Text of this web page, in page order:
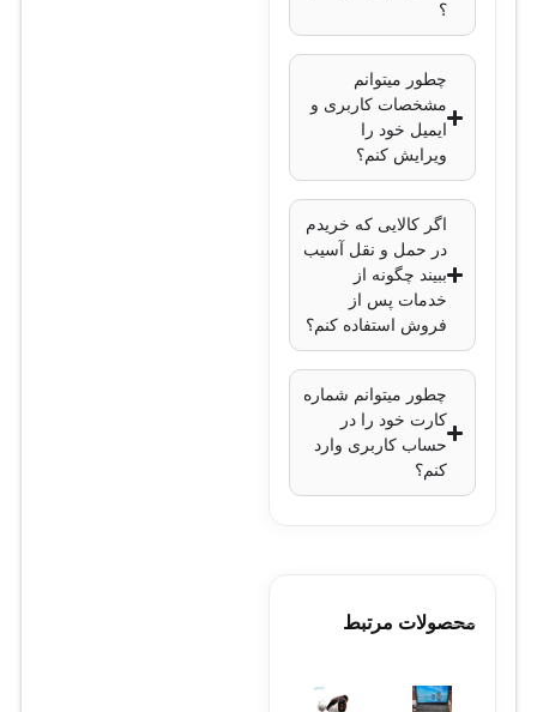
حداکثر 4096 VLAN
پروتکل‌های امنیتی
802.1X
،Access
Control Lists
Dynamic
ARP Inspection
(DAI)
: پشتیبانی از
Quality of Service
: CLI، Cisco
Prime، Cisco
Network Assistant
منبع تغذیه
وزن
؟
چطور میتوانم
مشخصات کاربری و
ایمیل خود را
ویرایش کنم؟
اگر کالایی که خریدم
در حمل و نقل آسیب
ببیند چگونه از
خدمات پس از
فروش استفاده کنم؟
چطور میتوانم شماره
کارت خود را در
حساب کاربری وارد
کنم؟
محصولات مرتبط